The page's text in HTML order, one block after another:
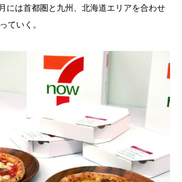
には首都圏と九州、北海道エリアを合わせ
ていく。